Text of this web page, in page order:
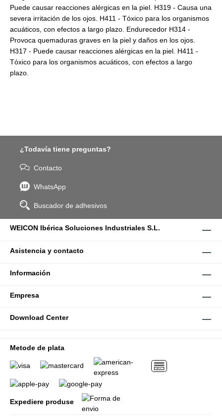
Puede causar reacciones alérgicas en la piel. H319 - Causa una
severa irritación de los ojos. H411 - Tóxico para los organismos
acuáticos, con efectos a largo plazo. Endurecedor H314 -
Provoca quemaduras graves en la piel y daños en los ojos.
H317 - Puede causar reacciones alérgicas en la piel. H411 -
Tóxico para los organismos acuáticos, con efectos a largo
plazo.
¿Todavía tiene preguntas?
Contacto
WhatsApp
Buscador de adhesivos
WEICON Ibérica Soluciones Industriales S.L.
Asistencia y contacto
Información
Empresa
Download Center
Metode de plata
Expediere produse